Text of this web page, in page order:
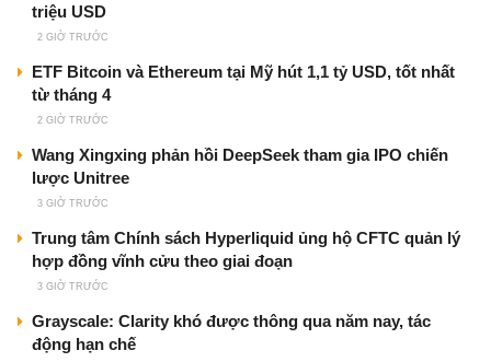
triệu USD
2 GIỜ TRƯỚC
ETF Bitcoin và Ethereum tại Mỹ hút 1,1 tỷ USD, tốt nhất
từ tháng 4
2 GIỜ TRƯỚC
Wang Xingxing phản hồi DeepSeek tham gia IPO chiến
lược Unitree
3 GIỜ TRƯỚC
Trung tâm Chính sách Hyperliquid ủng hộ CFTC quản lý
hợp đồng vĩnh cửu theo giai đoạn
3 GIỜ TRƯỚC
Grayscale: Clarity khó được thông qua năm nay, tác
động hạn chế